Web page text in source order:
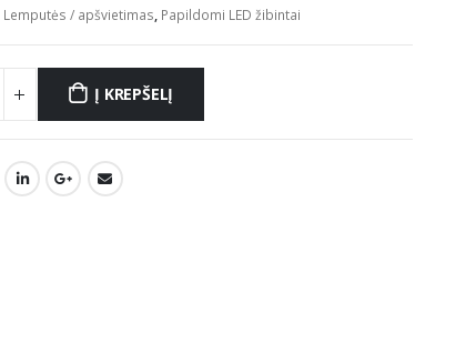
Lemputės / apšvietimas, Papildomi LED žibintai
Į KREPŠELĮ